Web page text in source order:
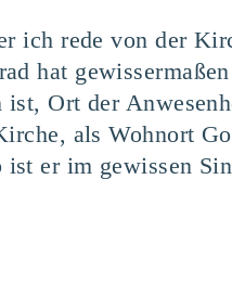
ich rede von der
hat
Ort der
als Wohnort
ist er im gewissen